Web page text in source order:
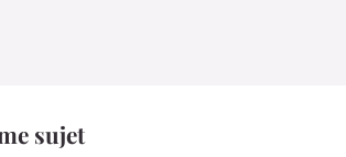
sujet